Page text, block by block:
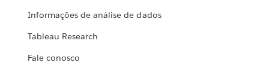
Informações de análise de dados
Tableau Research
Fale conosco